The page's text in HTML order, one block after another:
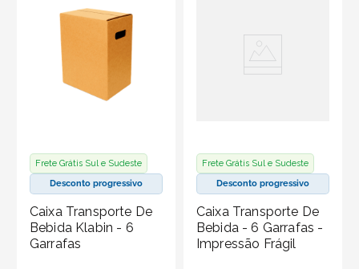
Frete Grátis Sul e Sudeste
Desconto progressivo
Caixa Transporte De
Bebida Klabin - 6
Garrafas
Frete Grátis Sul e Sudeste
Desconto progressivo
Caixa Transporte De
Bebida - 6 Garrafas -
Impressão Frágil